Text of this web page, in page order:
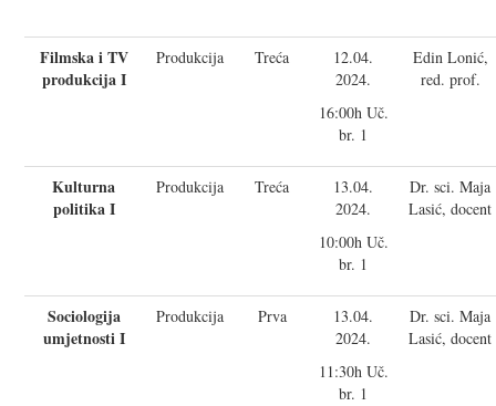
Filmska i TV
produkcija I
Produkcija Treća
12.04.
2024.
16:00h Uč.
br. 1
Edin Lonić,
red. prof.
Kulturna
politika I
Produkcija Treća
13.04.
2024.
10:00h Uč.
br. 1
Dr. sci. Maja
Lasić, docent
Sociologija
umjetnosti I
Produkcija Prva
13.04.
2024.
11:30h Uč.
br. 1
Dr. sci. Maja
Lasić, docent